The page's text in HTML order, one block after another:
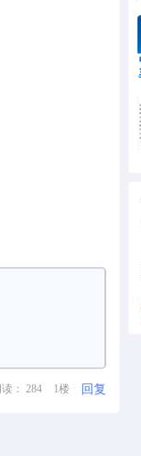
读： 284 1楼 回复